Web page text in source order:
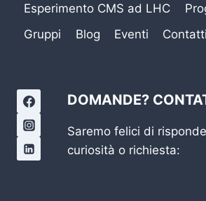
Esperimento CMS ad LHC
Gruppi
Blog Eventi Contatti
DOMANDE?
Saremo felici di
curiosità o richiesta: